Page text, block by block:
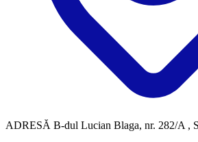
ADRESĂ B-dul Lucian Blaga, nr. 282/A ,